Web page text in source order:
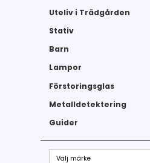
Uteliv i Trädgården
Stativ
Barn
Lampor
Förstoringsglas
Metalldetektering
Guider